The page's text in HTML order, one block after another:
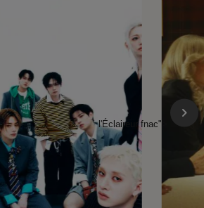
l'Éclaireur fnac">